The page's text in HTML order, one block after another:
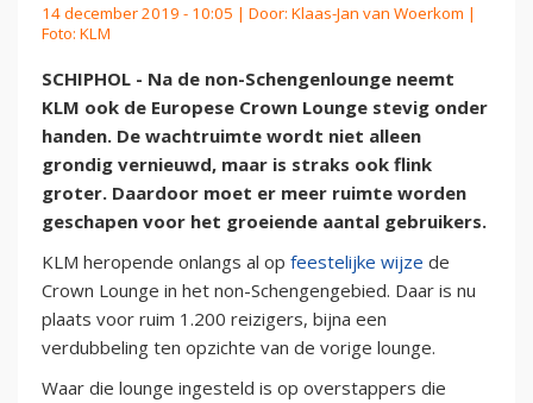
14 december 2019 - 10:05 | Door: Klaas-Jan van Woerkom |
Foto: KLM
SCHIPHOL - Na de non-Schengenlounge neemt
KLM ook de Europese Crown Lounge stevig onder
handen. De wachtruimte wordt niet alleen
grondig vernieuwd, maar is straks ook flink
groter. Daardoor moet er meer ruimte worden
geschapen voor het groeiende aantal gebruikers.
KLM heropende onlangs al op feestelijke wijze de
Crown Lounge in het non-Schengengebied. Daar is nu
plaats voor ruim 1.200 reizigers, bijna een
verdubbeling ten opzichte van de vorige lounge.
Waar die lounge ingesteld is op overstappers die